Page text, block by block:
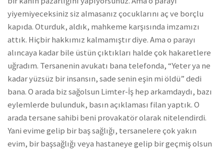
yiyemiyeceksiniz siz almasanız çocuklarını aç ve borçlu
kapıda. Oturduk, aldık, mahkeme karşısında imzamızı
attık. Hiçbir hakkımız kalmamıştır diye. Ama o parayı
alıncaya kadar bile üstün çıktıkları halde çok hakaretlere
uğradım. Tersanenin avukatı bana telefonda, “Yeter ya ne
kadar yüzsüz bir insansın, sade senin eşin mi öldü” dedi
bana. O arada biz sağolsun Limter-İş hep arkamdaydı, bazı
eylemlerde bulunduk, basın açıklaması filan yaptık. O
arada tersane sahibi beni provakatör olarak nitelendirdi.
Yani evime gelip bir baş sağlığı, tersanelere çok yakın
evim, bir başsağlığı veya hastaneye gelip bir geçmiş olsun